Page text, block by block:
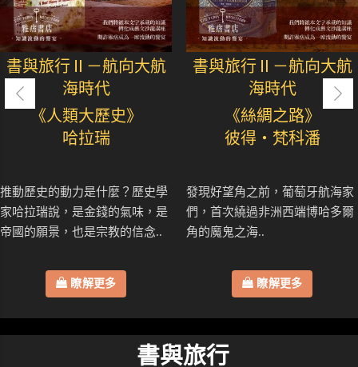
書與旅行Ⅱ－航向大航
海時代
《人類大歷史》
哈拉瑞
推動歷史的動力是什麼？歷史學
家哈拉瑞說，是金錢的氣味，是
帝國的願景，也是宗教的信念..
瞭解更多
書與旅行Ⅱ－航向大航
海時代
《絲綢之路》
彼得・梵科潘
發現好望角之前，葡萄牙航海家
們，首次繞過非洲西端博哈多爾
角的魔鬼之海..
瞭解更多
書與旅行